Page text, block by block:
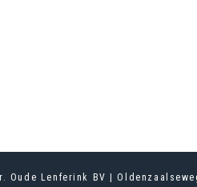
Oude Lenferink BV |